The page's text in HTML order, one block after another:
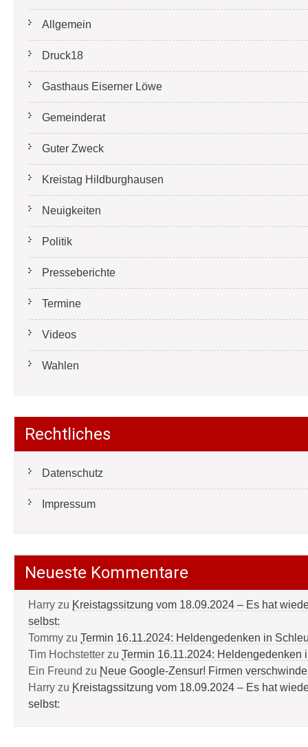
Allgemein
Druck18
Gasthaus Eiserner Löwe
Gemeinderat
Guter Zweck
Kreistag Hildburghausen
Neuigkeiten
Politik
Presseberichte
Termine
Videos
Wahlen
Rechtliches
Datenschutz
Impressum
Neueste Kommentare
Harry zu Kreistagssitzung vom 18.09.2024 – Es hat
selbst:
Tommy zu Termin 16.11.2024: Heldengedenken in
Tim Hochstetter zu Termin 16.11.2024: Heldengedenken
Ein Freund zu Neue Google-Zensur! Firmen
Harry zu Kreistagssitzung vom 18.09.2024 – Es hat
selbst: